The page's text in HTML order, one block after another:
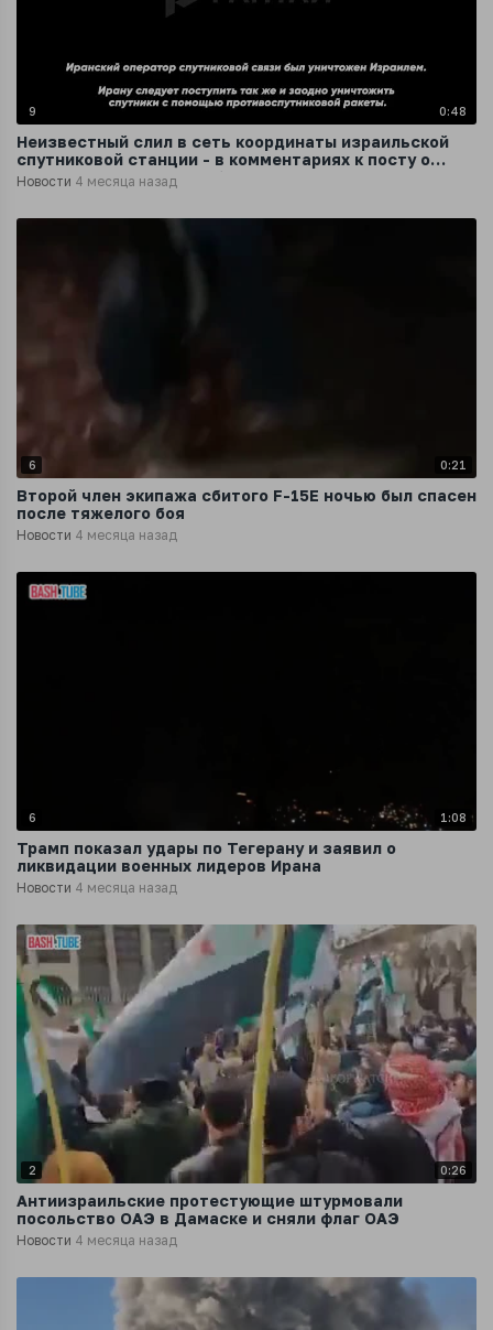
9 0:48
Неизвестный слил в сеть координаты израильской
спутниковой станции - в комментариях к посту о
поражении иранского объекта
Новости 4 месяца назад
6 0:21
Второй член экипажа сбитого F-15E ночью был спасен
после тяжелого боя
Новости 4 месяца назад
6 1:08
Трамп показал удары по Тегерану и заявил о
ликвидации военных лидеров Ирана
Новости 4 месяца назад
2 0:26
Антиизраильские протестующие штурмовали
посольство ОАЭ в Дамаске и сняли флаг ОАЭ
Новости 4 месяца назад